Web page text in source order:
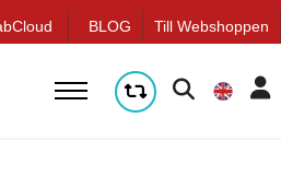
BLOG Till Webshoppen